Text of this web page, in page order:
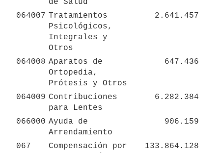
064007 Tratamientos
Psicológicos,
Integrales y
Otros
2.641.457
064008 Aparatos de
Ortopedia,
Prótesis y Otros
647.436
064009 Contribuciones
para Lentes
6.282.384
066000 Ayuda de
Arrendamiento
906.159
067
Compensación por
133.864.128